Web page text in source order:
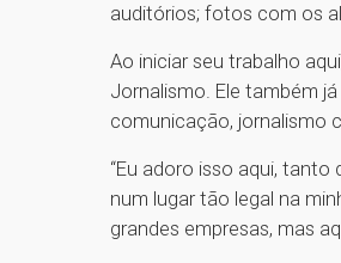
auditórios; fotos com os
Ao iniciar seu trabalho
Jornalismo. Ele também
comunicação, jornalismo
“Eu adoro isso aqui,
num lugar tão legal na
grandes empresas, mas